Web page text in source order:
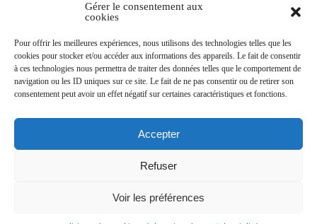
Gérer le consentement aux
cookies
Pour offrir les meilleures expériences, nous utilisons des technologies telles que les
cookies pour stocker et/ou accéder aux informations des appareils. Le fait de consentir
à ces technologies nous permettra de traiter des données telles que le comportement de
navigation ou les ID uniques sur ce site. Le fait de ne pas consentir ou de retirer son
consentement peut avoir un effet négatif sur certaines caractéristiques et fonctions.
Accepter
Refuser
Voir les préférences
Newsletters
Abonnez-vous à la newsletter
>
© Ville de Saint-Jean-d'Angély 2026
Découvrir la ville